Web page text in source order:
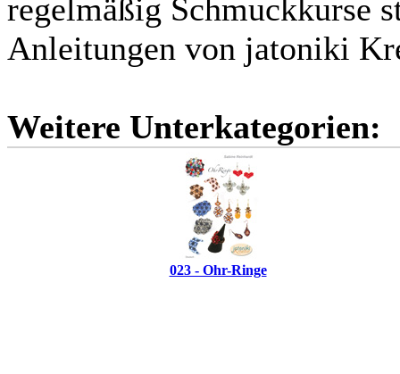
regelmäßig Schmuckkurse
Anleitungen von jatoniki
Weitere Unterkategorien:
023 - Ohr-Ringe